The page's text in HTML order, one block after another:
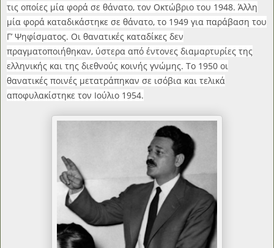
τις οποίες μία φορά σε θάνατο, τον Οκτώβριο του 1948. Άλλη
μία φορά καταδικάστηκε σε θάνατο, το 1949 για παράβαση του
Γ’ Ψηφίσματος. Οι θανατικές καταδίκες δεν
πραγματοποιήθηκαν, ύστερα από έντονες διαμαρτυρίες της
ελληνικής και της διεθνούς κοινής γνώμης. Το 1950 οι
θανατικές ποινές μετατράπηκαν σε ισόβια και τελικά
αποφυλακίστηκε τον Ιούλιο 1954.